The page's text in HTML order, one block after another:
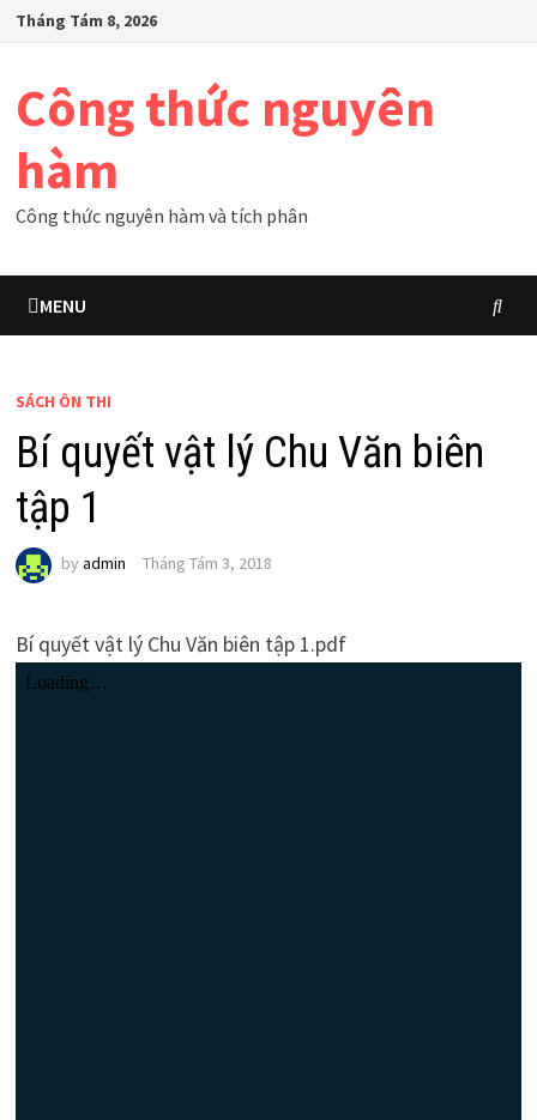
SkipTháng Tám 8, 2026
Công thức nguyên
hàm
Công thức nguyên hàm và tích phân
MENU
SÁCH ÔN THI
Bí quyết vật lý Chu Văn biên
tập 1
by admin Tháng Tám 3, 2018
Bí quyết vật lý Chu Văn biên tập 1.pdf